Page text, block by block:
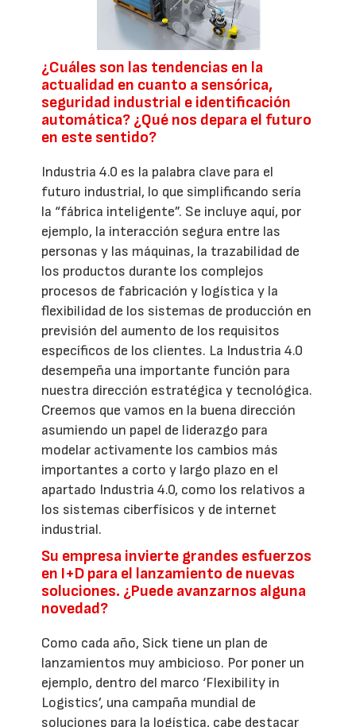
¿Cuáles son las tendencias en la
actualidad en cuanto a sensórica,
seguridad industrial e identificación
automática? ¿Qué nos depara el futuro
en este sentido?
Industria 4.0 es la palabra clave para el
futuro industrial, lo que simplificando sería
la “fábrica inteligente”. Se incluye aquí, por
ejemplo, la interacción segura entre las
personas y las máquinas, la trazabilidad de
los productos durante los complejos
procesos de fabricación y logística y la
flexibilidad de los sistemas de producción en
previsión del aumento de los requisitos
específicos de los clientes. La Industria 4.0
desempeña una importante función para
nuestra dirección estratégica y tecnológica.
Creemos que vamos en la buena dirección
asumiendo un papel de liderazgo para
modelar activamente los cambios más
importantes a corto y largo plazo en el
apartado Industria 4.0, como los relativos a
los sistemas ciberfísicos y de internet
industrial.
Su empresa invierte grandes esfuerzos
en I+D para el lanzamiento de nuevas
soluciones. ¿Puede avanzarnos alguna
novedad?
Como cada año, Sick tiene un plan de
lanzamientos muy ambicioso. Por poner un
ejemplo, dentro del marco ‘Flexibility in
Logistics’, una campaña mundial de
soluciones para la logística, cabe destacar